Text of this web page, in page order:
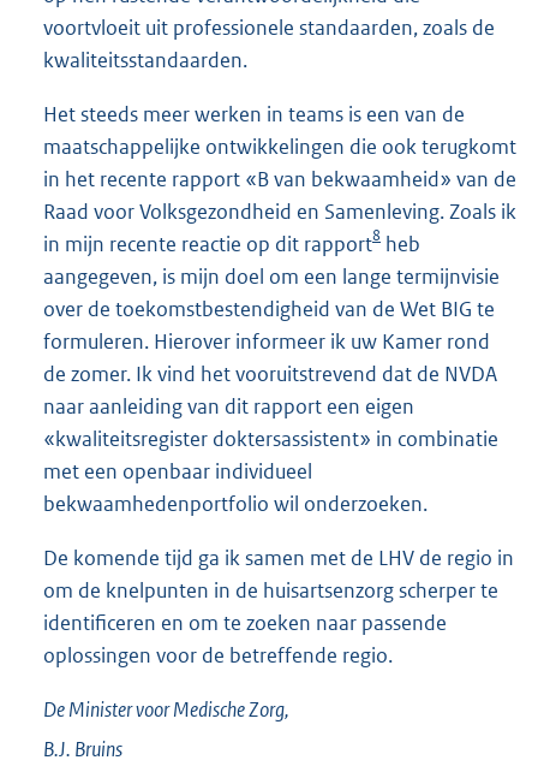
voortvloeit uit professionele standaarden, zoals de
kwaliteitsstandaarden.
Het steeds meer werken in teams is een van de
maatschappelijke ontwikkelingen die ook terugkomt
in het recente rapport «B van bekwaamheid» van de
Raad voor Volksgezondheid en Samenleving. Zoals ik
in mijn recente reactie op dit rapport8 heb
aangegeven, is mijn doel om een lange termijnvisie
over de toekomstbestendigheid van de Wet BIG te
formuleren. Hierover informeer ik uw Kamer rond
de zomer. Ik vind het vooruitstrevend dat de NVDA
naar aanleiding van dit rapport een eigen
«kwaliteitsregister doktersassistent» in combinatie
met een openbaar individueel
bekwaamhedenportfolio wil onderzoeken.
De komende tijd ga ik samen met de LHV de regio in
om de knelpunten in de huisartsenzorg scherper te
identificeren en om te zoeken naar passende
oplossingen voor de betreffende regio.
De Minister voor Medische Zorg,
B.J. Bruins